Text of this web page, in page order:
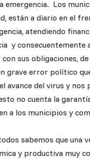
emergencia. Los
están a diario en el
atendiendo
y
sus obligaciones,
grave error político
avance del virus y
no cuenta la
a los municipios y
sabemos que una
y productiva muy